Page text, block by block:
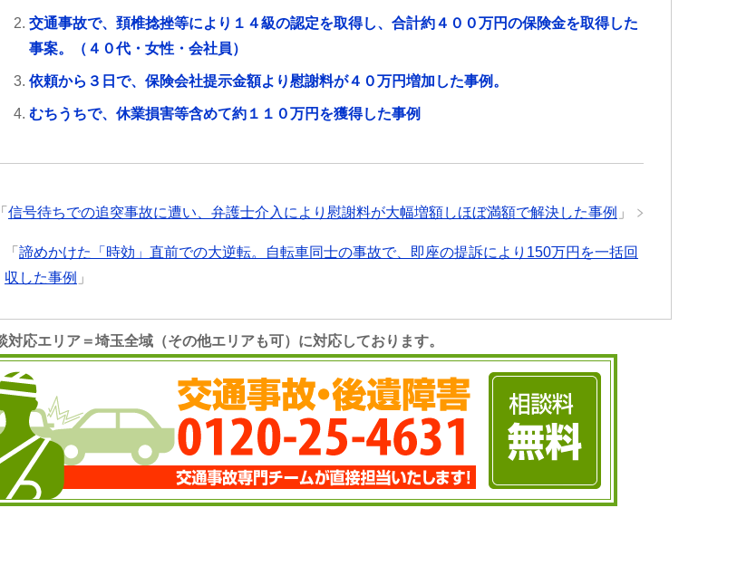
交通事故で、頚椎捻挫等により１４級の認定を取得し、合計約４００万円の保険金を取得した
事案。（４０代・女性・会社員）
依頼から３日で、保険会社提示金額より慰謝料が４０万円増加した事例。
むちうちで、休業損害等含めて約１１０万円を獲得した事例
「 信号待ちでの追突事故に遭い、弁護士介入により慰謝料が大幅増額しほぼ満額で解決した事例 」
「 諦めかけた「時効」直前での大逆転。自転車同士の事故で、即座の提訴により150万円を一括回
収した事例 」
対応エリア＝埼玉全域（その他エリアも可）に対応しております。